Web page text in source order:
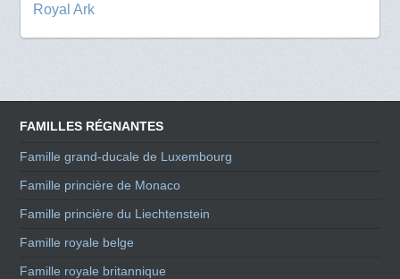
Royal Ark
FAMILLES RÉGNANTES
Famille grand-ducale de Luxembourg
Famille princière de Monaco
Famille princière du Liechtenstein
Famille royale belge
Famille royale britannique